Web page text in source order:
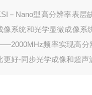
－Nano型高分辨率表层
像系统和光学显微成像系
频率实现高分
更好-同步光学成像和超